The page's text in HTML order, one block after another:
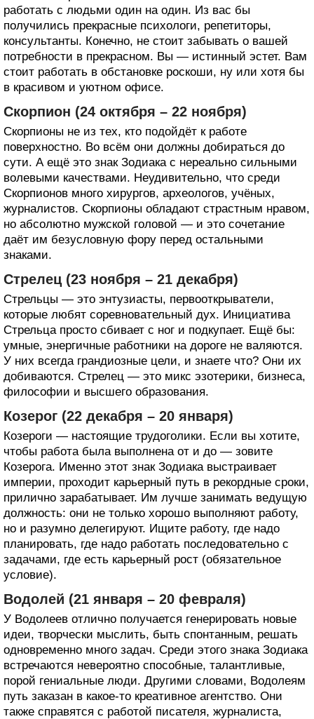
работать с людьми один на один. Из вас бы
получились прекрасные психологи, репетиторы,
консультанты. Конечно, не стоит забывать о вашей
потребности в прекрасном. Вы — истинный эстет. Вам
стоит работать в обстановке роскоши, ну или хотя бы
в красивом и уютном офисе.
Скорпион (24 октября – 22 ноября)
Скорпионы не из тех, кто подойдёт к работе
поверхностно. Во всём они должны добираться до
сути. А ещё это знак Зодиака с нереально сильными
волевыми качествами. Неудивительно, что среди
Скорпионов много хирургов, археологов, учёных,
журналистов. Скорпионы обладают страстным нравом,
но абсолютно мужской головой — и это сочетание
даёт им безусловную фору перед остальными
знаками.
Стрелец (23 ноября – 21 декабря)
Стрельцы — это энтузиасты, первооткрыватели,
которые любят соревновательный дух. Инициатива
Стрельца просто сбивает с ног и подкупает. Ещё бы:
умные, энергичные работники на дороге не валяются.
У них всегда грандиозные цели, и знаете что? Они их
добиваются. Стрелец — это микс эзотерики, бизнеса,
философии и высшего образования.
Козерог (22 декабря – 20 января)
Козероги — настоящие трудоголики. Если вы хотите,
чтобы работа была выполнена от и до — зовите
Козерога. Именно этот знак Зодиака выстраивает
империи, проходит карьерный путь в рекордные сроки,
прилично зарабатывает. Им лучше занимать ведущую
должность: они не только хорошо выполняют работу,
но и разумно делегируют. Ищите работу, где надо
планировать, где надо работать последовательно с
задачами, где есть карьерный рост (обязательное
условие).
Водолей (21 января – 20 февраля)
У Водолеев отлично получается генерировать новые
идеи, творчески мыслить, быть спонтанным, решать
одновременно много задач. Среди этого знака Зодиака
встречаются невероятно способные, талантливые,
порой гениальные люди. Другими словами, Водолеям
путь заказан в какое-то креативное агентство. Они
также справятся с работой писателя, журналиста,